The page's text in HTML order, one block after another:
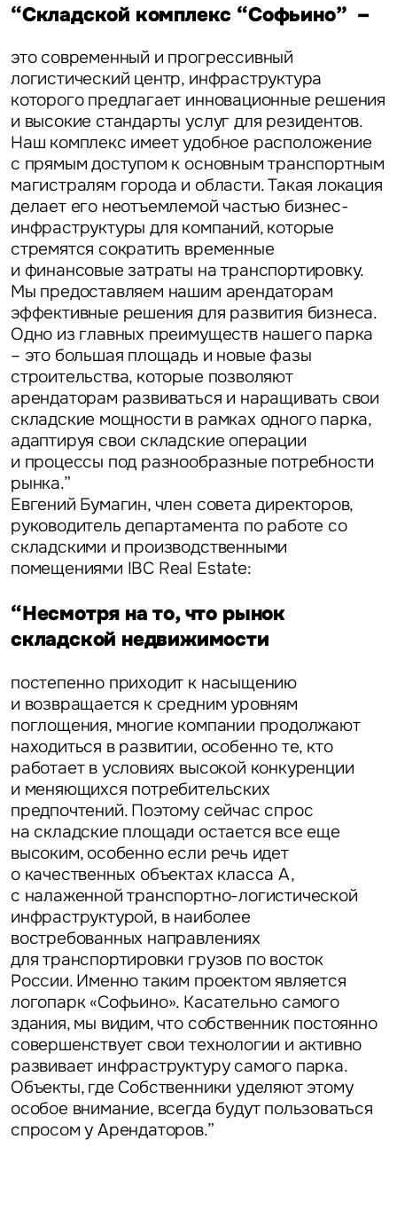
“Складской комплекс “Софьино” –
это современный и прогрессивный
логистический центр, инфраструктура
которого предлагает инновационные решения
и высокие стандарты услуг для резидентов.
Наш комплекс имеет удобное расположение
с прямым доступом к основным транспортным
магистралям города и области. Такая локация
делает его неотъемлемой частью бизнес-
инфраструктуры для компаний, которые
стремятся сократить временные
и финансовые затраты на транспортировку.
Мы предоставляем нашим арендаторам
эффективные решения для развития бизнеса.
Одно из главных преимуществ нашего парка
– это большая площадь и новые фазы
строительства, которые позволяют
арендаторам развиваться и наращивать свои
складские мощности в рамках одного парка,
адаптируя свои складские операции
и процессы под разнообразные потребности
рынка.”
Евгений Бумагин, член совета директоров,
руководитель департамента по работе со
складскими и производственными
помещениями IBC Real Estate:
“Несмотря на то, что рынок
складской недвижимости
постепенно приходит к насыщению
и возвращается к средним уровням
поглощения, многие компании продолжают
находиться в развитии, особенно те, кто
работает в условиях высокой конкуренции
и меняющихся потребительских
предпочтений. Поэтому сейчас спрос
на складские площади остается все еще
высоким, особенно если речь идет
о качественных объектах класса А,
с налаженной транспортно-логистической
инфраструктурой, в наиболее
востребованных направлениях
для транспортировки грузов по восток
России. Именно таким проектом является
логопарк «Софьино». Касательно самого
здания, мы видим, что собственник постоянно
совершенствует свои технологии и активно
развивает инфраструктуру самого парка.
Объекты, где Собственники уделяют этому
особое внимание, всегда будут пользоваться
спросом у Арендаторов.”
Задайте свой вопрос
Вопрос
Предложение
Жалоба
Уведомления
Объявление
Это обязательное поле
Это обязательное поле
Это обязательное поле